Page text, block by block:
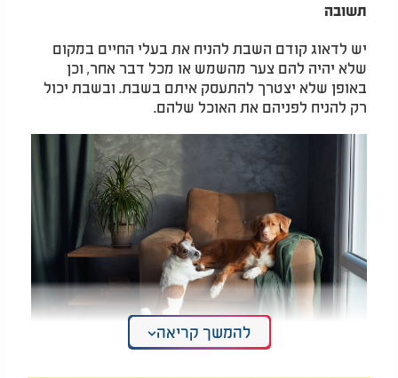
תשובה
יש לדאוג קודם השבת להניח את בעלי החיים במקום
שלא יהיה להם צער מהשמש או מכל דבר אחר, וכן
באופן שלא יצטרך להתעסק איתם בשבת. ובשבת יכול
רק להניח לפניהם את האוכל שלהם.
להמשך קריאה